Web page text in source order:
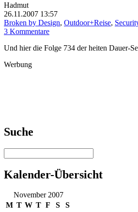
Hadmut
26.11.2007 13:57
Broken by Design, Outdoor+Reise,
3 Kommentare
Und hier die Folge 734 der heiten Dauer-
Werbung
Suche
Kalender-Übersicht
November 2007
M T W T F S
S